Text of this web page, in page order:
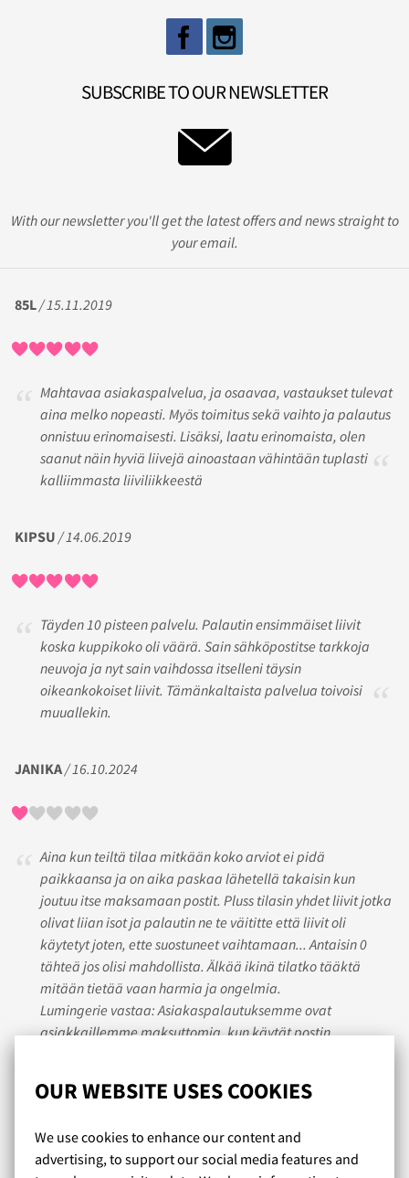
OUR WEBSITE USES COOKIES
We use cookies to enhance our content and
advertising, to support our social media features and
SUBSCRIBE TO OUR NEWSLETTER
With our newsletter you'll get the latest offers and news straight to
your email.
85L/ 15.11.2019
Mahtavaa asiakaspalvelua, ja osaavaa, vastaukset tulevat
aina melko nopeasti. Myös toimitus sekä vaihto ja palautus
onnistuu erinomaisesti. Lisäksi, laatu erinomaista, olen
saanut näin hyviä liivejä ainoastaan vähintään tuplasti
kalliimmasta liiviliikkeestä
KIPSU / 14.06.2019
Täyden 10 pisteen palvelu. Palautin ensimmäiset liivit
koska kuppikoko oli väärä. Sain sähköpostitse tarkkoja
neuvoja ja nyt sain vaihdossa itselleni täysin
oikeankokoiset liivit. Tämänkaltaista palvelua toivoisi
muuallekin.
JANIKA/ 16.10.2024
Aina kun teiltä tilaa mitkään koko arviot ei pidä
paikkaansa ja on aika paskaa lähetellä takaisin kun
joutuu itse maksamaan postit. Pluss tilasin yhdet liivit jotka
olivat liian isot ja palautin ne te väititte että liivit oli
käytetyt joten, ette suostuneet vaihtamaan... Antaisin 0
tähteä jos olisi mahdollista. Älkää ikinä tilatko tääktä
mitään tietää vaan harmia ja ongelmia.
Lumingerie vastaa: Asiakaspalautuksemme ovat
asiakkaillemme maksuttomia, kun käytät postin
Palautuva tuote tulee palauttaa käyttämättömänä,
voidaan hyväksyä. Olemme pahoillamme, ettei
ostokokemuksesi ollut tällä kertaa onnistunut, mutta